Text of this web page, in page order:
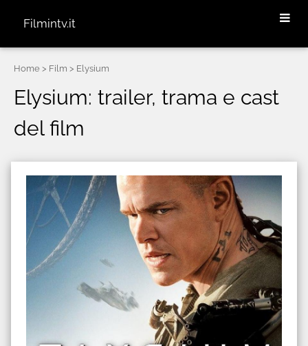
Filmintv.it
Home > Film > Elysium
Elysium: trailer, trama e cast
del film